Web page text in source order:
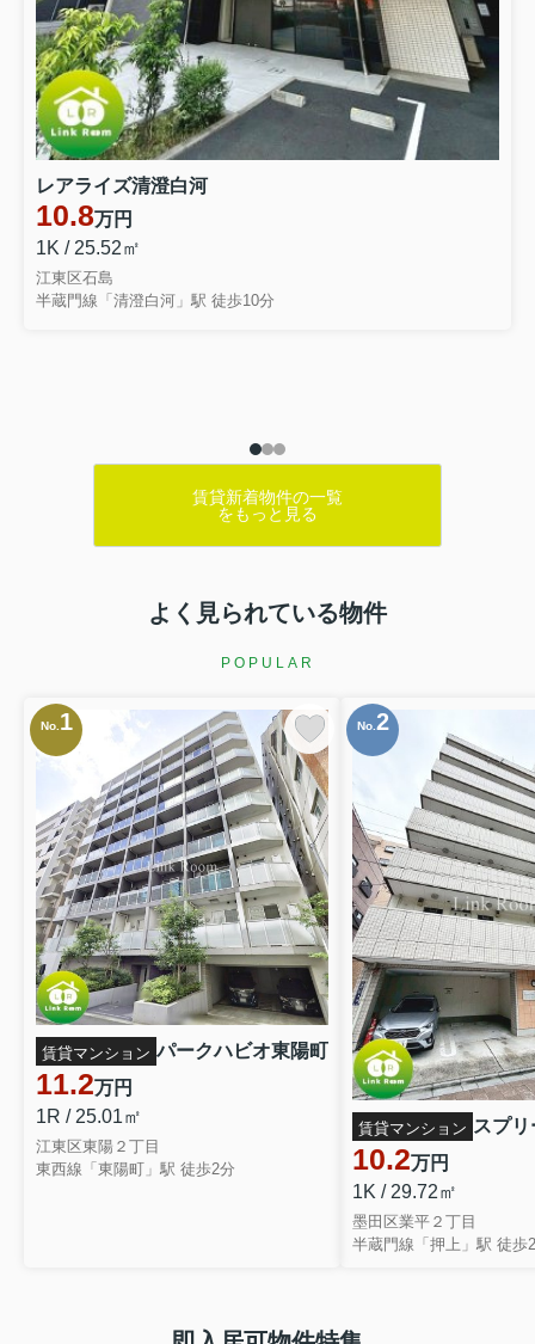
レアライズ清澄白河
10.8万円
1K / 25.52㎡
江東区石島
半蔵門線「清澄白河」駅 徒歩10分
賃貸新着物件の一覧
をもっと見る
よく見られている物件
POPULAR
No. 1
賃貸マンション パークハビオ東陽町
11.2万円
1R / 25.01㎡
江東区東陽２丁目
東西線「東陽町」駅 徒歩2分
No. 2
賃貸マンション スプ
10.2万円
1K / 29.72㎡
墨田区業平２丁目
半蔵門線「押上」駅 徒歩